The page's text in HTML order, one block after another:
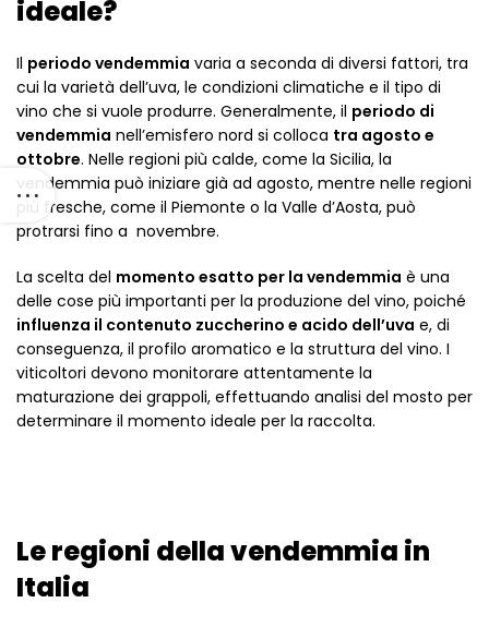
ideale?
Il periodo vendemmia varia a seconda di diversi fattori, tra
cui la varietà dell’uva, le condizioni climatiche e il tipo di
vino che si vuole produrre. Generalmente, il periodo di
vendemmia nell’emisfero nord si colloca tra agosto e
ottobre. Nelle regioni più calde, come la Sicilia, la
vendemmia può iniziare già ad agosto, mentre nelle regioni
più fresche, come il Piemonte o la Valle d’Aosta, può
protrarsi fino a novembre.
La scelta del momento esatto per la vendemmia è una
delle cose più importanti per la produzione del vino, poiché
influenza il contenuto zuccherino e acido dell’uva e, di
conseguenza, il profilo aromatico e la struttura del vino. I
viticoltori devono monitorare attentamente la
maturazione dei grappoli, effettuando analisi del mosto per
determinare il momento ideale per la raccolta.
Le regioni della vendemmia in
Italia